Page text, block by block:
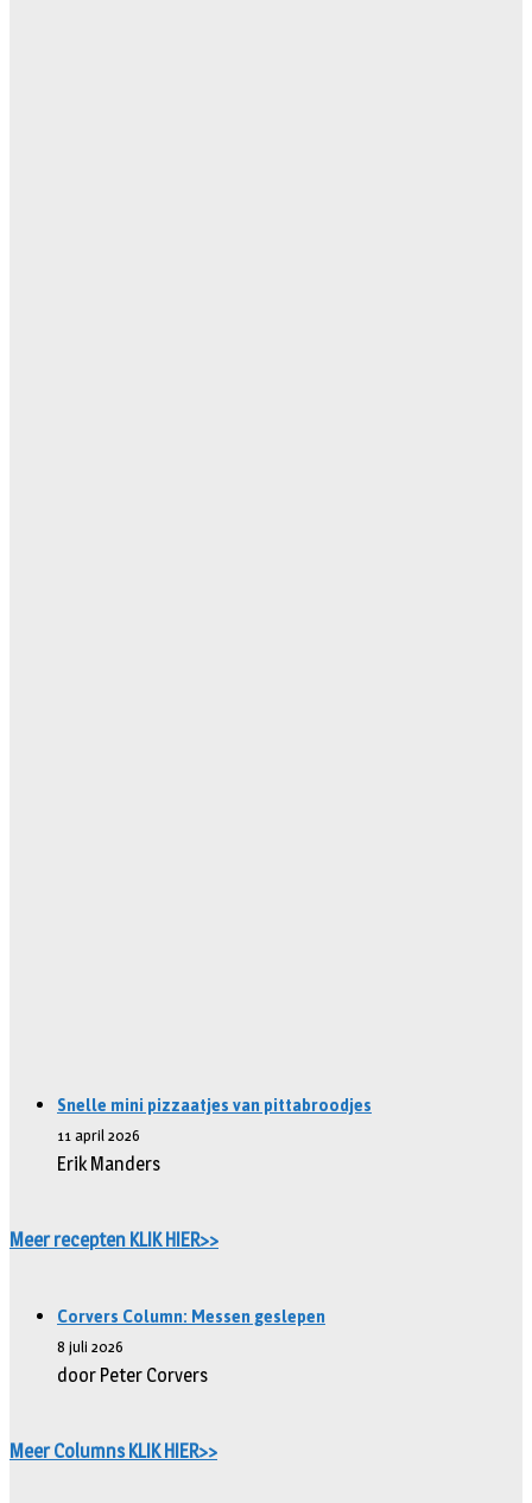
Snelle mini pizzaatjes van pittabroodjes
11 april 2026
Erik Manders
Meer recepten KLIK HIER>>
Corvers Column: Messen geslepen
8 juli 2026
door Peter Corvers
Meer Columns KLIK HIER>>